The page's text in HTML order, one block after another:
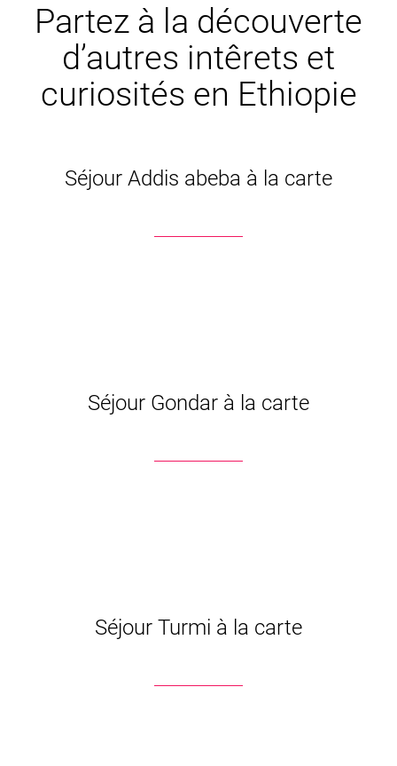
Partez à la découverte
d’autres intêrets et
curiosités en Ethiopie
Séjour Addis abeba à la carte
Séjour Gondar à la carte
Séjour Turmi à la carte